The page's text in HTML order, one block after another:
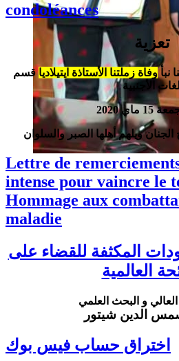
condoléances
نبأوفاة زملتنا الأستاذة ايتيلادياقسم
الأجنبية
ماي 2020
الجنان ويلهم أهلها الصبر والسلوان
Lettre de
intense pour vaincre le
Hommage aux
maladie
المكثفة للقضاء على
العالمية
العالي و البحث العلمي
اختراق حساب فيس بوك